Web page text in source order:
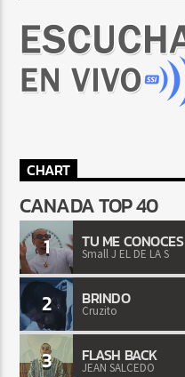
CHART
CANADA TOP 40
1 TU ME CONOCES
Small J EL DE LA S
2 BRINDO
Cruzito
3 FLASH BACK
JEAN SALCEDO